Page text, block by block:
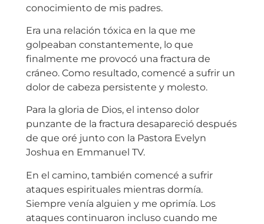
conocimiento de mis padres.
Era una relación tóxica en la que me
golpeaban constantemente, lo que
finalmente me provocó una fractura de
cráneo. Como resultado, comencé a sufrir un
dolor de cabeza persistente y molesto.
Para la gloria de Dios, el intenso dolor
punzante de la fractura desapareció después
de que oré junto con la Pastora Evelyn
Joshua en Emmanuel TV.
En el camino, también comencé a sufrir
ataques espirituales mientras dormía.
Siempre venía alguien y me oprimía. Los
ataques continuaron incluso cuando me